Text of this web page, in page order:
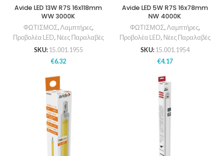
Avide LED 13W R7S 16x118mm
WW 3000K
ΦΩΤΙΣΜΟΣ, Λαμπτήρες,
Προβολέα LED, Νέες Παραλαβές
SKU: 15.001.1955
€6.32
Avide LED 5W R7S 16x78mm
NW 4000K
ΦΩΤΙΣΜΟΣ, Λαμπτήρες,
Προβολέα LED, Νέες Παραλαβές
SKU: 15.001.1954
€4.17